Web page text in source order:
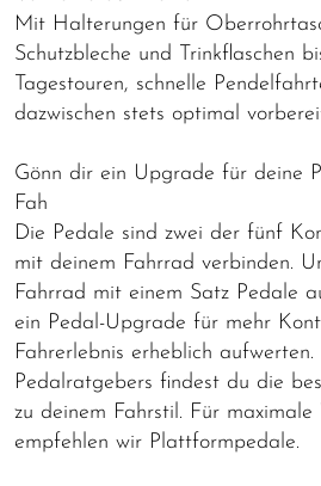
Mit Halterungen für
Schutzbleche und Trinkflaschen
Tagestouren, schnelle
dazwischen stets optimal
Gönn dir ein Upgrade für deine
Fah
Die Pedale sind zwei der fünf
mit deinem Fahrrad verbinden.
Fahrrad mit einem Satz Pedale
ein Pedal-Upgrade für mehr
Fahrerlebnis erheblich
Pedalratgebers findest du die
zu deinem Fahrstil. Für
empfehlen wir Plattformpedale.